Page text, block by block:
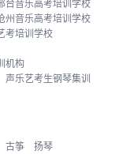
台音乐高考培训学校
州音乐高考培训学校
考培训学校
机构
声乐艺考生钢琴集训
古筝 扬琴